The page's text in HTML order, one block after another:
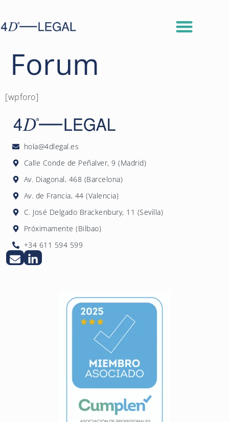
Forum
[wpforo]
hola@4dlegal.es
Calle Conde de Peñalver, 9 (Madrid)
Av. Diagonal, 468 (Barcelona)
Av. de Francia, 44 (Valencia)
C. José Delgado Brackenbury, 11 (Sevilla)
Próximamente (Bilbao)
+34 611 594 599